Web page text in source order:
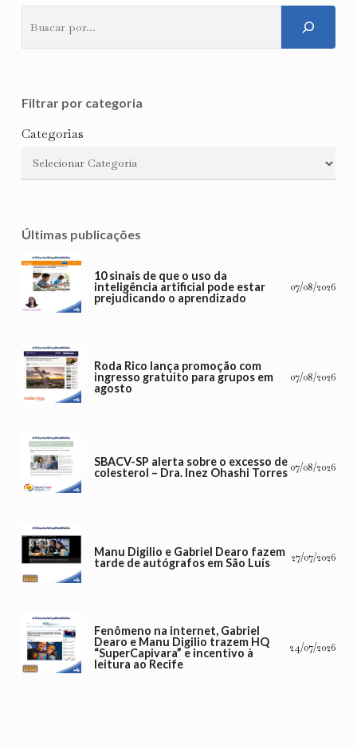
Filtrar por categoria
Categorias
Últimas publicações
10 sinais de que o uso da
inteligência artificial pode estar
prejudicando o aprendizado
07/08/2026
Roda Rico lança promoção com
ingresso gratuito para grupos em
agosto
07/08/2026
SBACV-SP alerta sobre o excesso de
colesterol – Dra. Inez Ohashi Torres 07/08/2026
Manu Digilio e Gabriel Dearo fazem
tarde de autógrafos em São Luís
27/07/2026
Fenômeno na internet, Gabriel
Dearo e Manu Digilio trazem HQ
“SuperCapivara” e incentivo à
leitura ao Recife
24/07/2026